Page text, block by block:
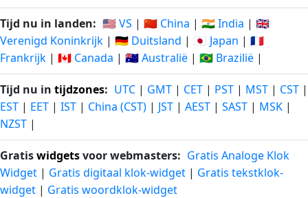
Tijd nu in landen: 🇺🇸 VS | 🇨🇳 China | 🇮🇳 India | 🇬🇧
Verenigd Koninkrijk | 🇩🇪 Duitsland | 🇯🇵 Japan | 🇫🇷
Frankrijk | 🇨🇦 Canada | 🇦🇺 Australië | 🇧🇷 Brazilië |
Tijd nu in tijdzones: UTC | GMT | CET | PST | MST | CST |
EST | EET | IST | China (CST) | JST | AEST | SAST | MSK |
NZST |
Gratiswidgetsvoor webmasters: Gratis Analoge Klok
Widget | Gratis digitaal klok-widget | Gratis tekstklok-
widget | Gratis woordklok-widget